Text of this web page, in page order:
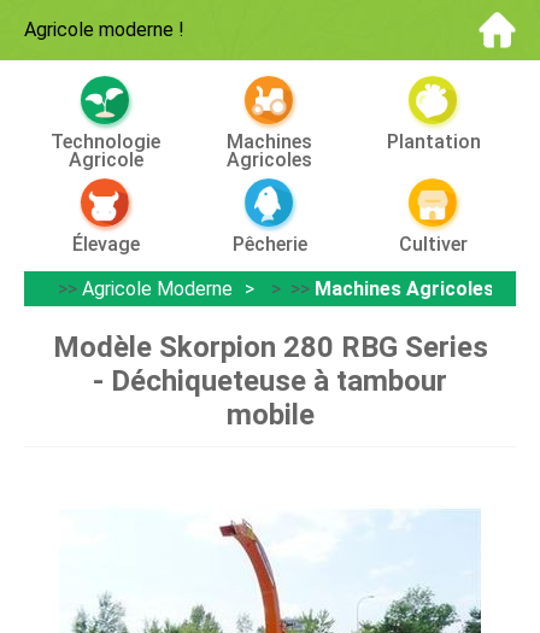
Agricole moderne !
Technologie
Agricole
Machines
Agricoles
Plantation
Élevage Pêcherie
Cultiver
>> Agricole Moderne > >> Machines Agricoles
Modèle Skorpion 280 RBG Series
- Déchiqueteuse à tambour
mobile